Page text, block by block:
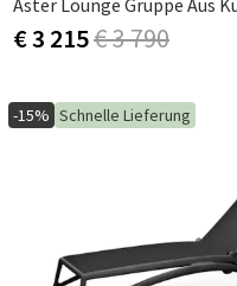
€ 3 215€ 3 790
-15% Schnelle Lieferung